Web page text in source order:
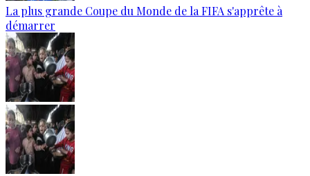
La plus grande Coupe du Monde de la FIFA s'apprête à
démarrer